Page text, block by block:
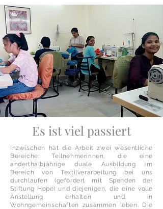
Es ist viel passiert
Inzwischen hat die Arbeit zwei wesentliche
Bereiche: Teilnehmerinnen, die eine
anderthalbjährige duale Ausbildung im
Bereich von Textilverarbeitung bei uns
durchlaufen (gefördert mit Spenden der
Stiftung Hope) und diejenigen, die eine volle
Anstellung erhalten und in
Wohngemeinschaften zusammen leben. Die